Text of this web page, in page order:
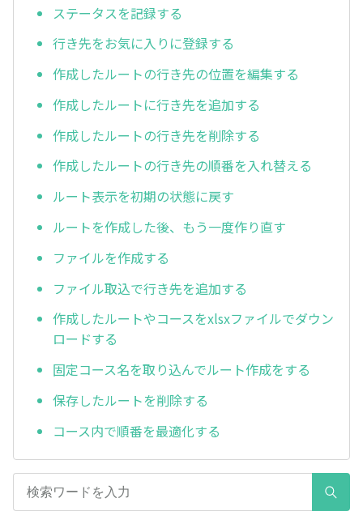
ステータスを記録する
行き先をお気に入りに登録する
作成したルートの行き先の位置を編集する
作成したルートに行き先を追加する
作成したルートの行き先を削除する
作成したルートの行き先の順番を入れ替える
ルート表示を初期の状態に戻す
ルートを作成した後、もう一度作り直す
ファイルを作成する
ファイル取込で行き先を追加する
作成したルートやコースをxlsxファイルでダウン
ロードする
固定コース名を取り込んでルート作成をする
保存したルートを削除する
コース内で順番を最適化する